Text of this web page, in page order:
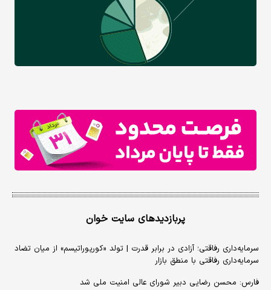
پربازدیدهای سایت خوان
سرمایه‌داری رفاقتی؛ آزادی در برابر قدرت | تولد «کورپوراتیسم» از میان تضاد
سرمایه‌داری رفاقتی با منطق بازار
فارس: محسن رضایی دبیر شورای عالی امنیت ملی شد